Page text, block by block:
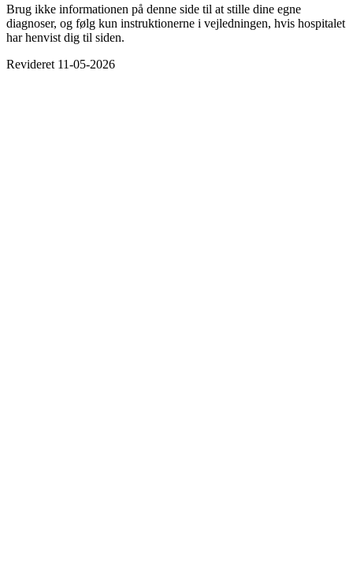
Brug ikke informationen på denne side til at stille dine egne
diagnoser, og følg kun instruktionerne i vejledningen, hvis hospitalet
har henvist dig til siden.
Revideret 11-05-2026